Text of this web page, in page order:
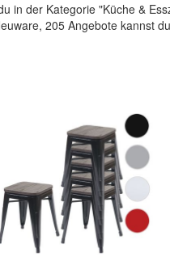
in der Kategorie "Küche &
205 Angebote kannst